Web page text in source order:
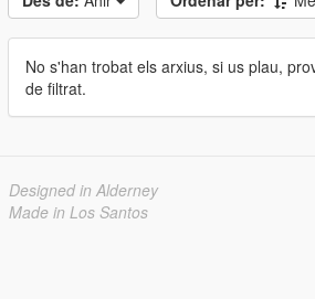
No s'han trobat els arxius, si us plau,
de filtrat.
Designed in Alderney
Made in Los Santos